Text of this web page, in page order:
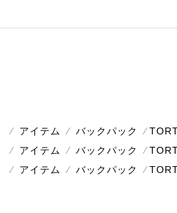
⁄ アイテム ⁄ バックパック ⁄
⁄ アイテム ⁄ バックパック ⁄
⁄ アイテム ⁄ バックパック ⁄